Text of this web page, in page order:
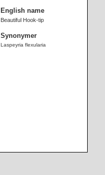
English name
Beautiful Hook-tip
Synonymer
Laspeyria flexularia